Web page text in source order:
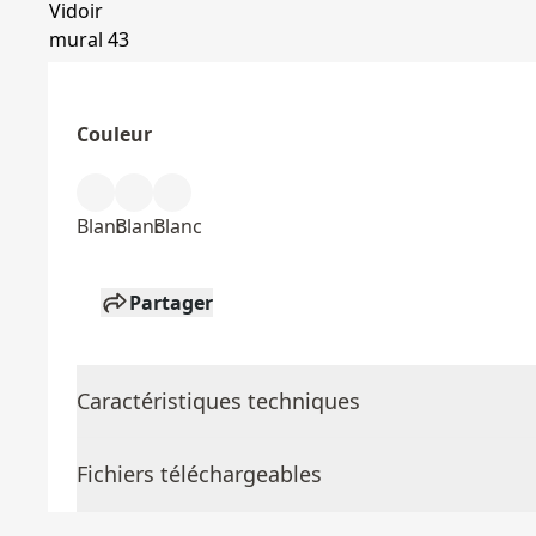
Couleur
BlancBlancBlanc
Partager
Caractéristiques techniques
Fichiers téléchargeables